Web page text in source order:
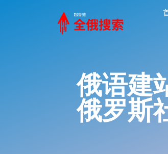
俄语建
俄罗斯